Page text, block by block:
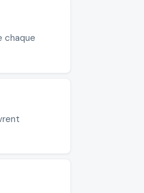
chaque